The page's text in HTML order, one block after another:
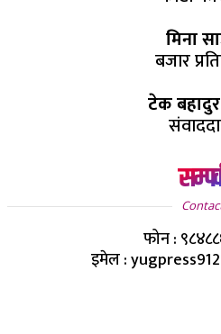
मिना
बजार
टेक
फोन :
इमेल :